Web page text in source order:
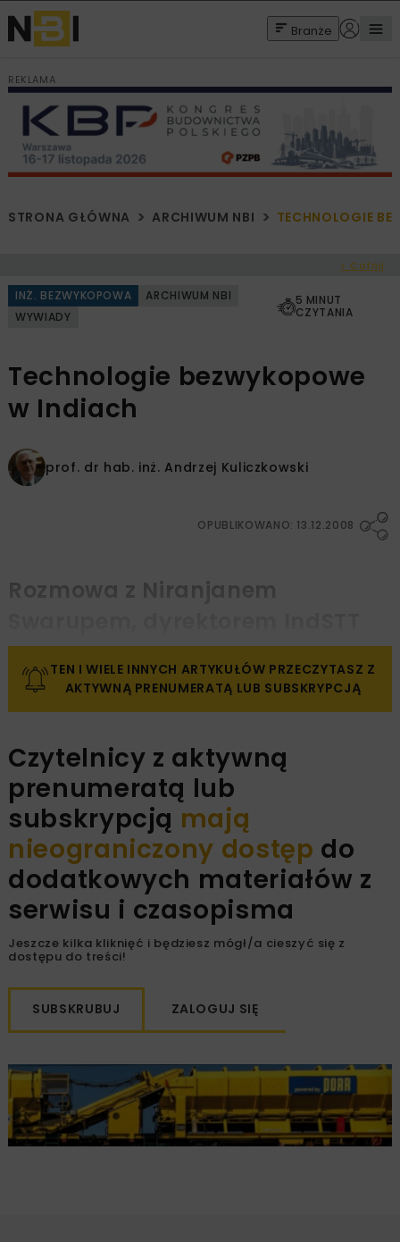
Branże
REKLAMA
STRONA GŁÓWNA ARCHIWUM NBI TECHNOLOGIE
< Cofnij
INŻ. BEZWYKOPOWA
ARCHIWUM NBI
WYWIADY
5 MINUT
CZYTANIA
Technologie bezwykopowe
w Indiach
prof. dr hab. inż. Andrzej Kuliczkowski
OPUBLIKOWANO: 13.12.2008
Rozmowa z Niranjanem
TEN I WIELE INNYCH ARTYKUŁÓW PRZECZYTASZ Z
AKTYWNĄ PRENUMERATĄ LUB SUBSKRYPCJĄ
Czytelnicy z aktywną
prenumeratą lub
subskrypcją mają
nieograniczony dostęp do
dodatkowych materiałów z
serwisu i czasopisma
Jeszcze kilka kliknięć i będziesz mógł/a cieszyć się z
dostępu do treści!
SUBSKRUBUJ ZALOGUJ SIĘ